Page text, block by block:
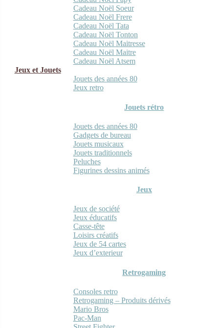
Cadeau Noël Soeur
Cadeau Noël Frere
Cadeau Noël Tata
Cadeau Noël Tonton
Cadeau Noël Maitresse
Cadeau Noël Maitre
Cadeau Noël Atsem
Jeux et Jouets
Jouets des années 80
Jeux retro
Jouets rétro
Jouets des années 80
Gadgets de bureau
Jouets musicaux
Jouets traditionnels
Peluches
Figurines dessins animés
Jeux
Jeux de société
Jeux éducatifs
Casse-tête
Loisirs créatifs
Jeux de 54 cartes
Jeux d’exterieur
Retrogaming
Consoles retro
Retrogaming – Produits dérivés
Mario Bros
Pac-Man